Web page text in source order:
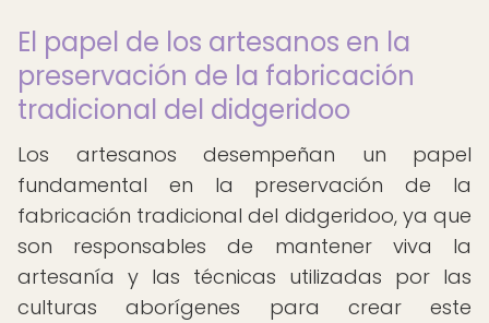
El papel de los artesanos en la
preservación de la fabricación
tradicional del didgeridoo
Los artesanos desempeñan un papel
fundamental en la preservación de la
fabricación tradicional del didgeridoo, ya que
son responsables de mantener viva la
artesanía y las técnicas utilizadas por las
culturas aborígenes para crear este